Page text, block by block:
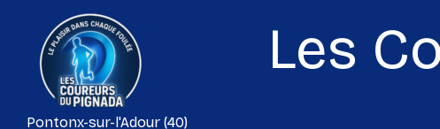
contenu
Pontonx-sur-l'Adour (40)
Les